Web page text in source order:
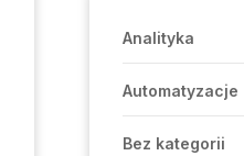
Analityka
Automatyzacje
Bez kategorii